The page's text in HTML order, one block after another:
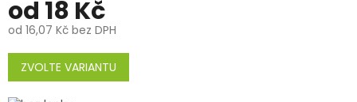
od 18 Kč
od 16,07 Kč bez DPH
Měrná
cena:
ZVOLTE VARIANTU